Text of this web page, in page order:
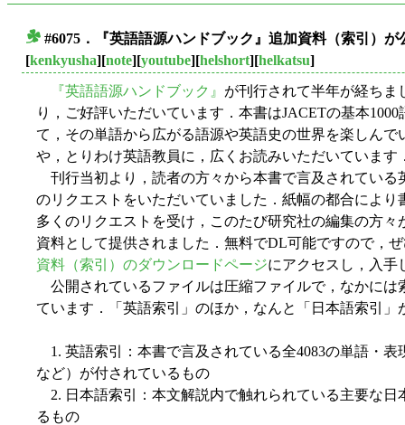
#6075．『英語語源ハンドブック』追加資料（索引）が
[kenkyusha][note][youtube][helshort][helkatsu]
『英語語源ハンドブック』 が刊行されて半年が経ちま
り，ご好評いただいています．本書はJACETの基本
て，その単語から広がる語源や英語史の世界を楽しん
や，とりわけ英語教員に，広くお読みいただいています
刊行当初より，読者の方々から本書で言及されている
のリクエストをいただいていました．紙幅の都合によ
多くのリクエストを受け，このたび研究社の編集の方
資料として提供されました．無料でDL可能ですので，
資料（索引）のダウンロードページにアクセスし，入手
公開されているファイルは圧縮ファイルで，なかには
ています．「英語索引」のほか，なんと「日本語索引
1. 英語索引：本書で言及されている全4083の単語・
など）が付されているもの
2. 日本語索引：本文解説内で触れられている主要な日
るもの